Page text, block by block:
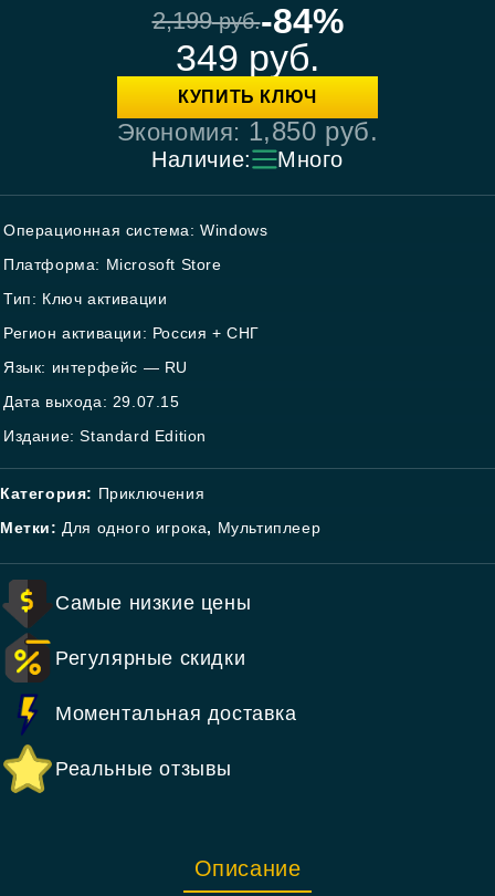
2,199руб.-84%
349 руб.
КУПИТЬ КЛЮЧ
Экономия: 1,850 руб.
Наличие: Много
Операционная система: Windows
Платформа: Microsoft Store
Тип: Ключ активации
Регион активации: Россия + СНГ
Язык: интерфейс — RU
Дата выхода: 29.07.15
Издание: Standard Edition
Категория: Приключения
Метки: Для одного игрока, Мультиплеер
Самые низкие цены
Регулярные скидки
Моментальная доставка
Реальные отзывы
Описание